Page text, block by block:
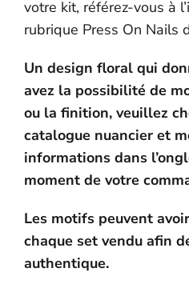
votre kit, référez-vous à
rubrique Press On Nails
Un design floral qui
avez la possibilité de
ou la finition, veuillez
catalogue nuancier et
informations dans
moment de votre
Les motifs peuvent
chaque set vendu afin
authentique.